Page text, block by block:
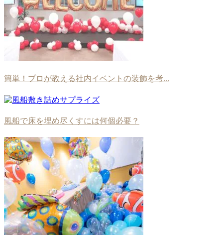
簡単！プロが教える社内イベントの装飾を考...
風船で床を埋め尽くすには何個必要？